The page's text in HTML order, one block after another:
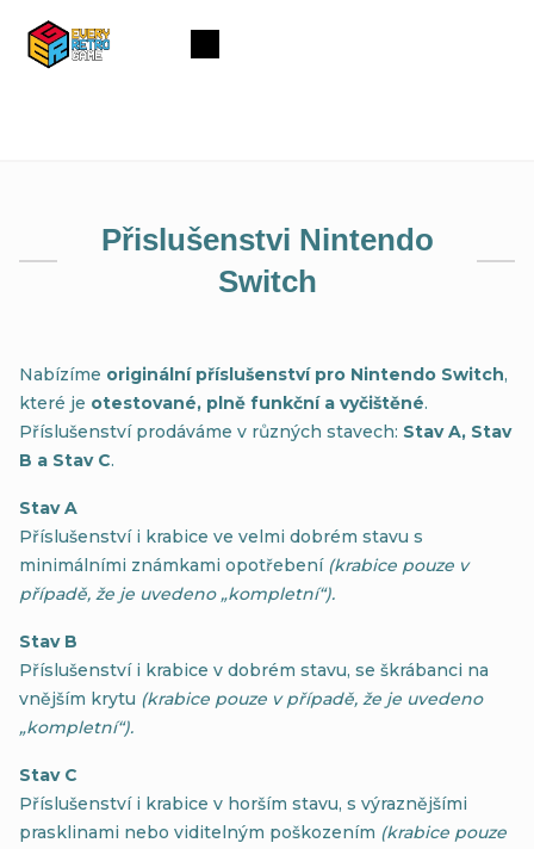
obsah
Nákupní
Přislušenstvi Nintendo
Switch
Nabízíme originální příslušenství pro Nintendo Switch,
které je otestované, plně funkční a vyčištěné.
Příslušenství prodáváme v různých stavech: Stav A, Stav
B a Stav C.
Stav A
Příslušenství i krabice ve velmi dobrém stavu s
minimálními známkami opotřebení (krabice pouze v
případě, že je uvedeno „kompletní“).
Stav B
Příslušenství i krabice v dobrém stavu, se škrábanci na
vnějším krytu (krabice pouze v případě, že je uvedeno
„kompletní“).
Stav C
Příslušenství i krabice v horším stavu, s výraznějšími
prasklinami nebo viditelným poškozením (krabice pouze